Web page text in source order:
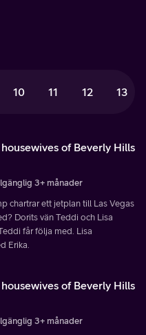
10 11 12 13
of Beverly Hills
3+ månader
chartrar ett jetplan till Las Vegas
Dorits vän Teddi och Lisa
får följa med. Lisa
Erika.
of Beverly Hills
3+ månader